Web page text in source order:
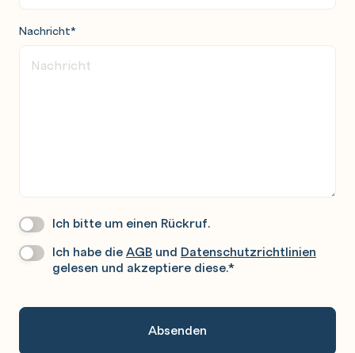
Nachricht*
Wir
Sie
Ich bitte um einen Rückruf.
Datenschutz*
Ich habe dieAGB und Datenschutzrichtlinien
gelesen und akzeptiere diese.*